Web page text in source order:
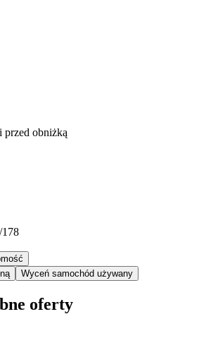
przed obniżką
178
Wyceń samochód używany
oferty